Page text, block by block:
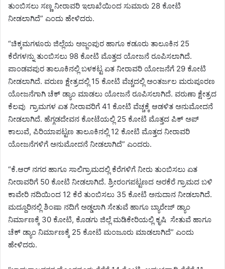
ತುಂಬಿಸಲು ಸಣ್ಣ ನೀರಾವರಿ ಇಲಾಖೆಯಿಂದ ಸುಮಾರು 28 ಕೋಟಿ
ನೀಡಲಾಗಿದೆ” ಎಂದು ಹೇಳಿದರು.
“ಚಿಕ್ಕಮಗಳೂರು ಜಿಲ್ಲೆಯ ಅಜ್ಜಂಪುರ ಹಾಗೂ ಕಡೂರು ತಾಲೂಕಿನ 25
ಕೆರೆಗಳನ್ನು ತುಂಬಿಸಲು 98 ಕೋಟಿ ಮೊತ್ತದ ಯೋಜನೆ ರೂಪಿಸಲಾಗಿದೆ.
ಪಾಂಡವಪುರ ತಾಲೂಕಿನಲ್ಲಿ ಬಳಕಟ್ಟ ಏತ ನೀರಾವರಿ ಯೋಜನೆಗೆ 29 ಕೋಟಿ
ನೀಡಲಾಗಿದೆ. ವರುಣ ಕ್ಷೇತ್ರದಲ್ಲಿ 15 ಕೋಟಿ ವೆಚ್ಚದಲ್ಲಿ ಅಂತರ್ಜಲ ಮರುಪೂರಣ
ಯೋಜನೆಗಾಗಿ ಚೆಕ್ ಡ್ಯಾಂ ಮಾಡಲು ಯೋಜನೆ ರೂಪಿಸಲಾಗಿದೆ. ವರುಣಾ ಕ್ಷೇತ್ರದ
ಕೆಲವು ಗ್ರಾಮಗಳ ಏತ ನೀರಾವರಿಗೆ 41 ಕೋಟಿ ವೆಚ್ಚಕ್ಕೆ ಆಡಳಿತ ಅನುಮೋದನೆ
ನೀಡಲಾಗಿದೆ. ಹೆಗ್ಗಡದೇವನ ಕೋಟೆಯಲ್ಲಿ 25 ಕೋಟಿ ಮೊತ್ತದ ಪಿಕ್ ಅಪ್
ಕಾಲುವೆ, ಪಿರಿಯಾಪಟ್ಟಣ ತಾಲೂಕಿನಲ್ಲಿ 12 ಕೋಟಿ ಮೊತ್ತದ ನೀರಾವರಿ
ಯೋಜನೆಗಳಿಗೆ ಅನುಮೋದನೆ ನೀಡಲಾಗಿದೆ” ಎಂದರು.
“ಕೆ.ಆರ್ ನಗರ ಹಾಗೂ ಸಾಲಿಗ್ರಾಮದಲ್ಲಿ ಕೆರೆಗಳಿಗೆ ನೀರು ತುಂಬಿಸಲು ಏತ
ನೀರಾವರಿಗೆ 50 ಕೋಟಿ ನೀಡಲಾಗಿದೆ. ಶ್ರೀರಂಗಪಟ್ಟಣದ ಅರಕೆರೆ ಗ್ರಾಮದ ಬಳಿ
ಕಾವೇರಿ ನದಿಯಿಂದ 12 ಕೆರೆ ತುಂಬಿಸಲು 35 ಕೋಟಿ ಅನುದಾನ ನೀಡಲಾಗಿದೆ.
ಮದ್ದೂರಿನಲ್ಲಿ ಶಿಂಷಾ ನದಿಗೆ ಅಡ್ಡಲಾಗಿ ಸೇತುವೆ ಹಾಗೂ ಬ್ಯಾರೇಜ್ ಡ್ಯಾಂ
ನಿರ್ಮಾಣಕ್ಕೆ 30 ಕೋಟಿ, ಕೊಡಗು ಜಿಲ್ಲೆ ಮಡಿಕೇರಿಯಲ್ಲಿ ಕೃಷಿ ಸೇತುವೆ ಹಾಗೂ
ಚೆಕ್ ಡ್ಯಾಂ ನಿರ್ಮಾಣಕ್ಕೆ 25 ಕೋಟಿ ಮಂಜೂರು ಮಾಡಲಾಗಿದೆ” ಎಂದು
ಹೇಳಿದರು.